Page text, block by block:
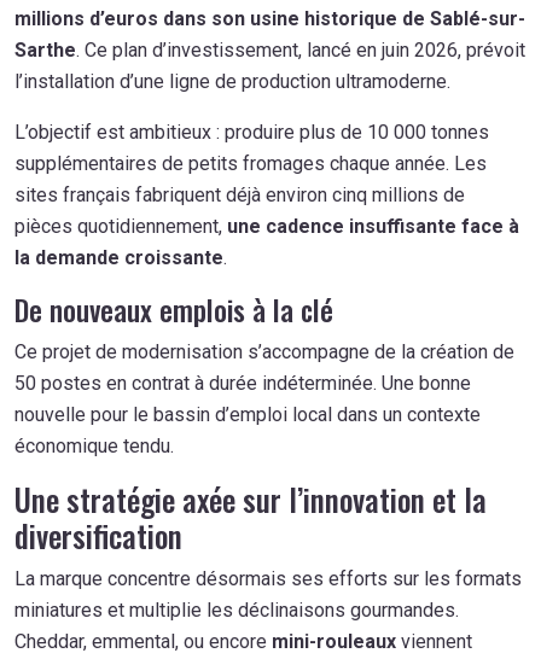
millions d’euros dans son usine historique de Sablé-sur-
Sarthe. Ce plan d’investissement, lancé en juin 2026, prévoit
l’installation d’une ligne de production ultramoderne.
L’objectif est ambitieux : produire plus de 10 000 tonnes
supplémentaires de petits fromages chaque année. Les
sites français fabriquent déjà environ cinq millions de
pièces quotidiennement, une cadence insuffisante face à
la demande croissante.
De nouveaux emplois à la clé
Ce projet de modernisation s’accompagne de la création de
50 postes en contrat à durée indéterminée. Une bonne
nouvelle pour le bassin d’emploi local dans un contexte
économique tendu.
Une stratégie axée sur l’innovation et la
diversification
La marque concentre désormais ses efforts sur les formats
miniatures et multiplie les déclinaisons gourmandes.
Cheddar, emmental, ou encore mini-rouleaux viennent